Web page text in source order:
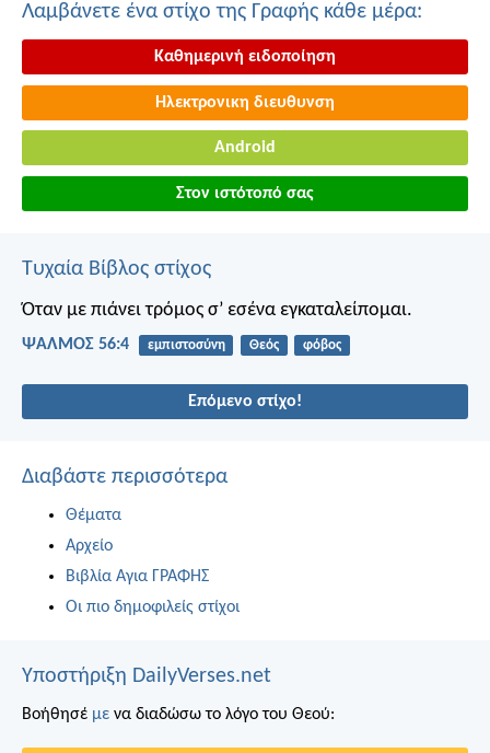
Λαμβάνετε ένα στίχο της Γραφής κάθε μέρα:
Καθημερινή ειδοποίηση
Ηλεκτρονικη διευθυνση
Android
Στον ιστότοπό σας
Τυχαία Βίβλος στίχος
Όταν με πιάνει τρόμος σ’ εσένα εγκαταλείπομαι.
ΨΑΛΜΌΣ 56:4 εμπιστοσύνη Θεός φόβος
Επόμενο στίχο!
Διαβάστε περισσότερα
Θέματα
Αρχείο
Βιβλία Αγια ΓΡΑΦΗΣ
Οι πιο δημοφιλείς στίχοι
Υποστήριξη DailyVerses.net
Βοήθησέ με να διαδώσω το λόγο του Θεού: